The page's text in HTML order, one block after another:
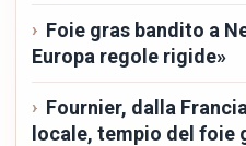
Foie gras bandito a
Europa regole rigide»
Fournier, dalla
locale, tempio del foie